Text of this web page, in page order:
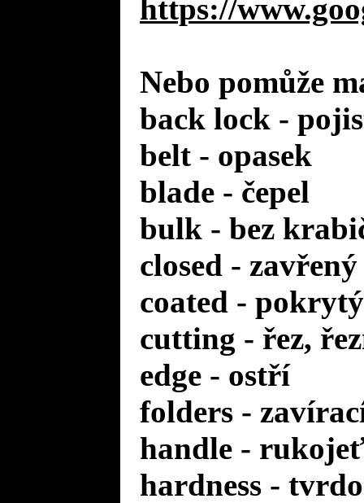
https://
Nebo pomůže
back lock -
belt - opasek
blade - čepel
bulk - bez
closed - zavřený
coated -
cutting - řez,
edge - ostří
folders -
handle -
hardness -